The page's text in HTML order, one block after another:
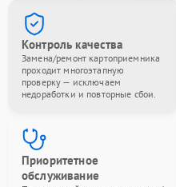
Контроль качества
Замена/ремонт картоприемника
проходит многоэтапную
проверку — исключаем
недоработки и повторные сбои.
Приоритетное
обслуживание